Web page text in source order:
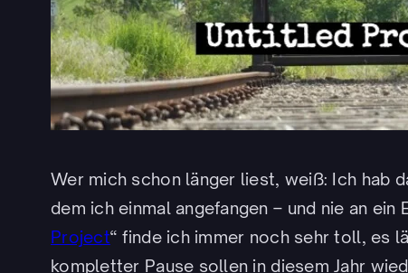
Wer mich schon länger liest, weiß: Ich hab
dem ich einmal angefangen – und nie an ein
Project“ finde ich immer noch sehr toll, es
kompletter Pause sollen in diesem Jahr